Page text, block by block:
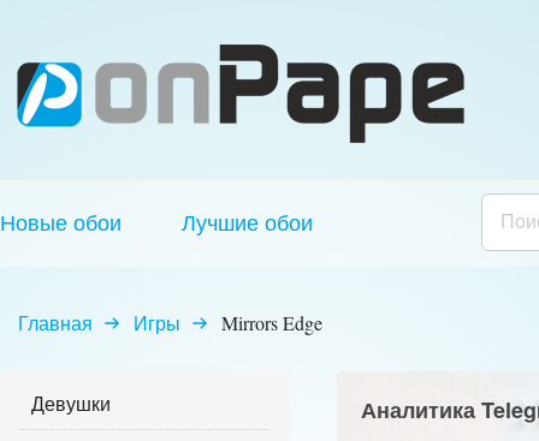
Новые обои Лучшие обои
Главная Игры Mirrors Edge
Девушки Аналитика